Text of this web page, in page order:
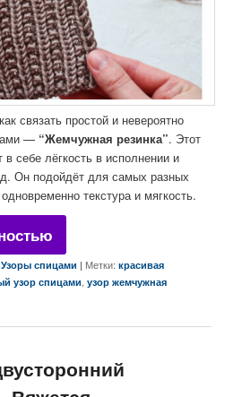
связать простой и невероятно
— “Жемчужная резинка”. Этот
в себе лёгкость в исполнении и
Он подойдёт для самых разных
текстура и мягкость.
,Узоры спицами | Метки: красивая
узор спицами ,узор жемчужная